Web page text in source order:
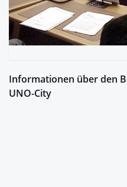
Informationen über den
UNO-City